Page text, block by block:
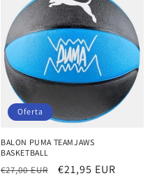
Oferta
BALON PUMA TEAMJAWS
BASKETBALL
Precio
€27,00 EUR
Precio
€21,95 EUR